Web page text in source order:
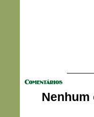
Nenhum